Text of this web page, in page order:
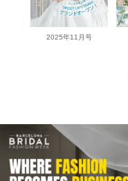
2025年11月号